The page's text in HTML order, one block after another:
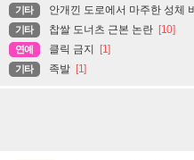
기타 안개낀 도로에서 마주한 성체
기타 찹쌀 도너츠 근본 논란 [10]
연예 클릭 금지 [1]
기타 족발 [1]